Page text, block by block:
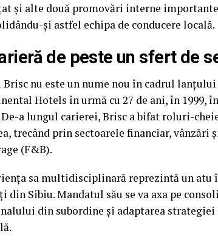
și alte două promovări interne
și astfel echipa de conducere locală.
de peste un sfert de
Brisc nu este un nume nou în cadrul
Hotels în urmă cu 27 de ani, în 1999,
De-a lungul carierei, Brisc a bifat roluri-
trecând prin sectoarele financiar,
(F&B).
sa multidisciplinară reprezintă un atu
din Sibiu. Mandatul său se va axa pe
din subordine și adaptarea